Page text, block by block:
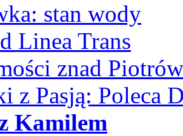
stan wody
Linea Trans
znad
z Pasją: Poleca
Kamilem